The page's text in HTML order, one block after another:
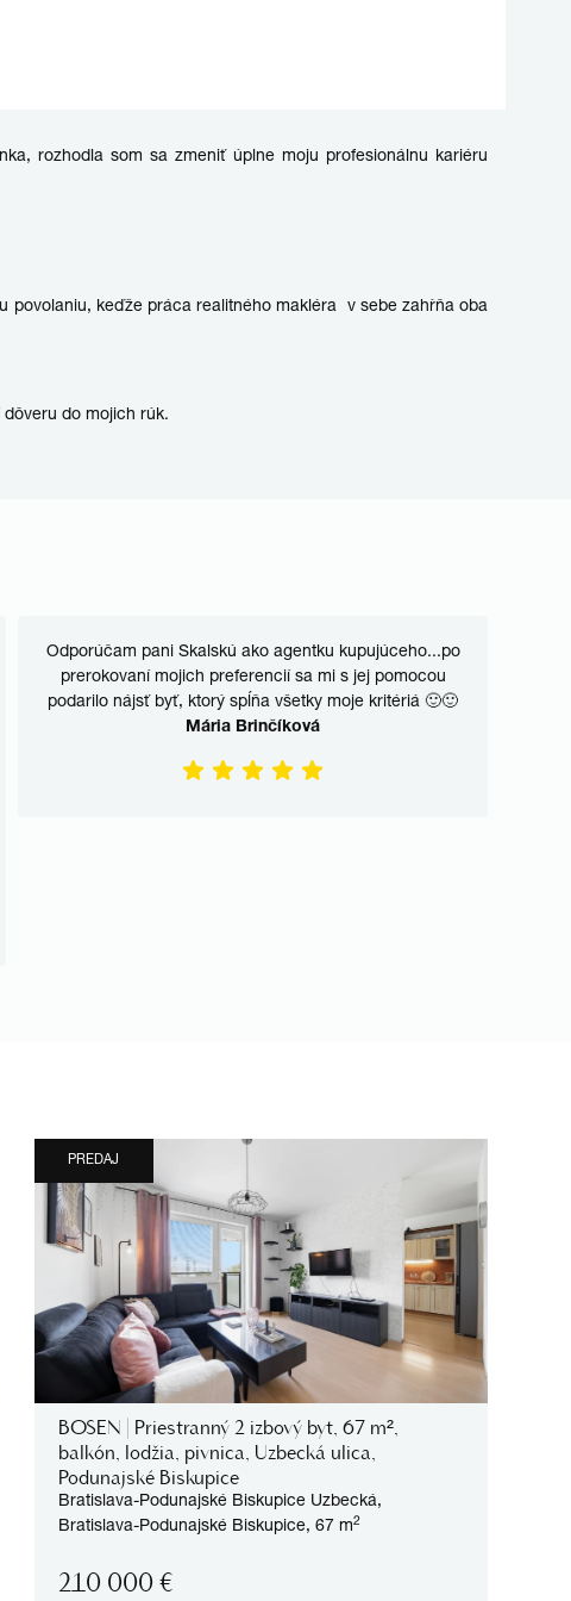
rozhodla som sa zmeniť úplne moju profesionálnu kariéru
povolaniu, keďže práca realitného makléra v sebe zahŕňa oba
do mojich rúk.
Odporúčam pani Skalskú ako agentku kupujúceho...po
prerokovaní mojich preferencií sa mi s jej pomocou
podarilo nájsť byť, ktorý spĺňa všetky moje kritériá 🙂🙂
Mária Brinčíková
PREDAJ
BOSEN | Priestranný 2 izbový byt, 67 m²,
balkón, lodžia, pivnica, Uzbecká ulica,
Podunajské Biskupice
Bratislava-Podunajské Biskupice Uzbecká,
Bratislava-Podunajské Biskupice, 67 m2
210 000 €